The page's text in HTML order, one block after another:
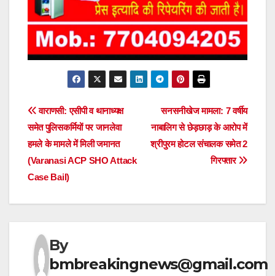
Post
navigation
सनसनीखेज मामला: 7 वर्षीय
नाबालिग से छेड़छाड़ के आरोप में
श्रीपुरम होटल संचालक समेत 2
गिरफ्तार
वाराणसी: एसीपी व थानाध्यक्ष
समेत पुलिसकर्मियों पर जानलेवा
हमले के मामले में मिली जमानत
(Varanasi ACP SHO Attack
Case Bail)
By
bmbreakingnews@gmail.com